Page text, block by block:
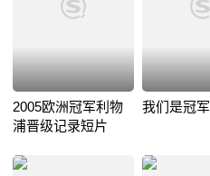
2005欧洲冠军利物
浦晋级记录短片
我们是冠军